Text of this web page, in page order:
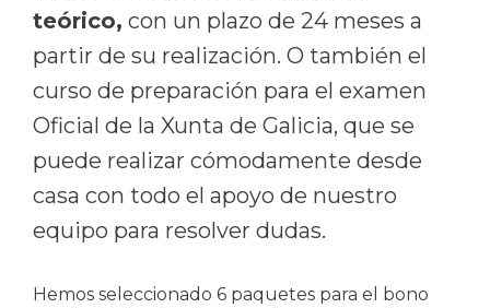
teórico, con un plazo de 24 meses a
partir de su realización. O también el
curso de preparación para el examen
Oficial de la Xunta de Galicia, que se
puede realizar cómodamente desde
casa con todo el apoyo de nuestro
equipo para resolver dudas.
Hemos seleccionado 6 paquetes para el bono